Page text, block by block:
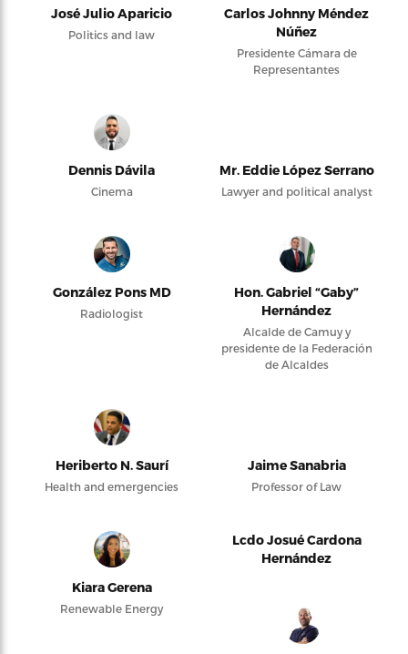
José Julio Aparicio
Politics and law
Carlos Johnny Méndez
Núñez
Presidente Cámara de
Representantes
Dennis Dávila
Cinema
Mr. Eddie López Serrano
Lawyer and political analyst
González Pons MD
Radiologist
Hon. Gabriel “Gaby”
Hernández
Alcalde de Camuy y
presidente de la Federación
de Alcaldes
Heriberto N. Saurí
Health and emergencies
Jaime Sanabria
Professor of Law
Kiara Gerena
Renewable Energy
Lcdo Josué Cardona
Hernández